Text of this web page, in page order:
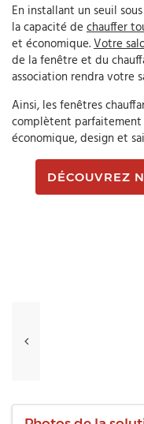
En installant un seuil
la capacité de chauffer
et économique.Votre
de la fenêtre et du
association rendra votre
Ainsi, les fenêtres
complètent parfaitement
économique, design et
DÉCOUVREZ